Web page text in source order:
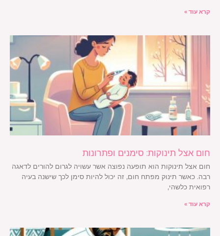
קרא עוד »
חום אצל תינוקות: סימנים ופתרונות
חום אצל תינוקות הוא תופעה נפוצה אשר עשויה לגרום להורים לדאגה
רבה. כאשר תינוק מפתח חום, זה יכול להיות סימן לכך שישנה בעיה
רפואית כלשהי,
קרא עוד »